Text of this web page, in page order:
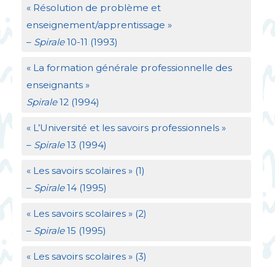
« Résolution de problème et
enseignement/apprentissage »
– Spirale10-11 (1993)
« La formation générale professionnelle des
enseignants »
Spirale12 (1994)
« L’Université et les savoirs professionnels »
– Spirale13 (1994)
« Les savoirs scolaires » (1)
– Spirale14 (1995)
« Les savoirs scolaires » (2)
– Spirale15 (1995)
« Les savoirs scolaires » (3)